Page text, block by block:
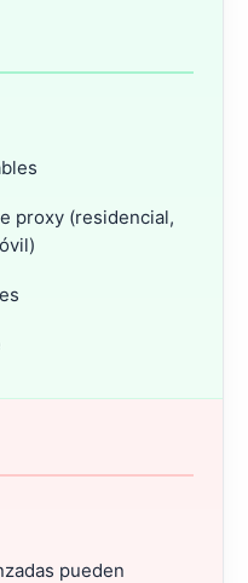
proxy (residencial,
pueden